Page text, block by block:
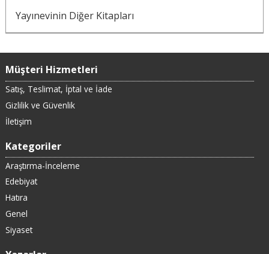
Yayınevinin Diğer Kitapları
Müşteri Hizmetleri
Satış, Teslimat, İptal ve İade
Gizlilik ve Güvenlik
İletişim
Kategoriler
Araştırma-İnceleme
Edebiyat
Hatıra
Genel
Siyaset